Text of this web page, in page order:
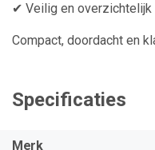
✔ Veilig en overzichtelijk
Compact, doordacht en
Specificaties
Merk